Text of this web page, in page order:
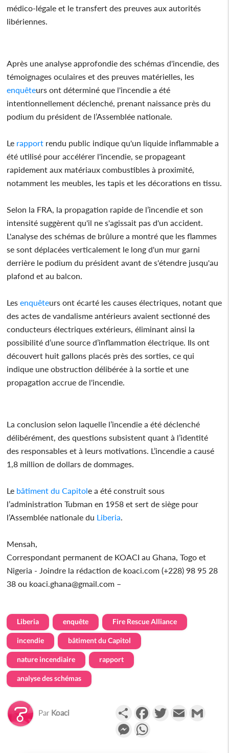
médico-légale et le transfert des preuves aux autorités
libériennes.
Après une analyse approfondie des schémas d'incendie, des
témoignages oculaires et des preuves matérielles, les
enquêteurs ont déterminé que l'incendie a été
intentionnellement déclenché, prenant naissance près du
podium du président de l’Assemblée nationale.
Le rapport rendu public indique qu'un liquide inflammable a
été utilisé pour accélérer l'incendie, se propageant
rapidement aux matériaux combustibles à proximité,
notamment les meubles, les tapis et les décorations en tissu.
Selon la FRA, la propagation rapide de l’incendie et son
intensité suggèrent qu'il ne s'agissait pas d'un accident.
L'analyse des schémas de brûlure a montré que les flammes
se sont déplacées verticalement le long d'un mur garni
derrière le podium du président avant de s'étendre jusqu'au
plafond et au balcon.
Les enquêteurs ont écarté les causes électriques, notant que
des actes de vandalisme antérieurs avaient sectionné des
conducteurs électriques extérieurs, éliminant ainsi la
possibilité d’une source d’inflammation électrique. Ils ont
découvert huit gallons placés près des sorties, ce qui
indique une obstruction délibérée à la sortie et une
propagation accrue de l'incendie.
La conclusion selon laquelle l’incendie a été déclenché
délibérément, des questions subsistent quant à l’identité
des responsables et à leurs motivations. L’incendie a causé
1,8 million de dollars de dommages.
Le bâtiment du Capitole a été construit sous
l’administration Tubman en 1958 et sert de siège pour
l’Assemblée nationale du Liberia.
Mensah,
Correspondant permanent de KOACI au Ghana, Togo et
Nigeria - Joindre la rédaction de koaci.com (+228) 98 95 28
38 ou koaci.ghana@gmail.com –
Liberia enquête Fire Rescue Alliance
incendie bâtiment du Capitol
nature incendiaire rapport
analyse des schémas
Par Koaci PartagerFacebookTwitterEmail
Messenger